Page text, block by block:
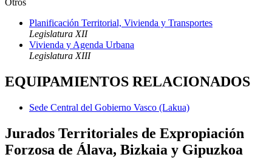
Otros
Planificación Territorial, Vivienda y Transportes
Legislatura XII
Vivienda y Agenda Urbana
Legislatura XIII
EQUIPAMIENTOS RELACIONADOS
Sede Central del Gobierno Vasco (Lakua)
Jurados Territoriales de Expropiación
Forzosa de Álava, Bizkaia y Gipuzkoa